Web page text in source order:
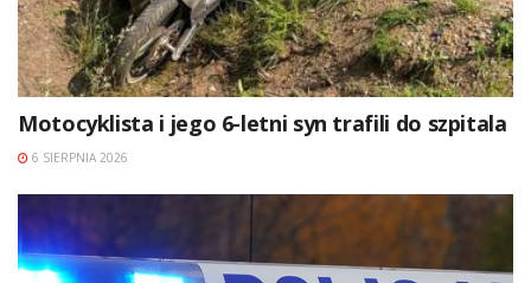
Motocyklista i jego 6-letni syn trafili do szpitala
6 SIERPNIA 2026